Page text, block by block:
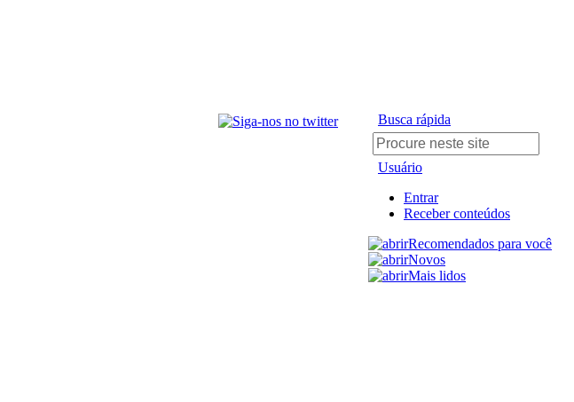
Busca rápida
Usuário
Entrar
Receber conteúdos
Recomendados para você
Novos
Mais lidos